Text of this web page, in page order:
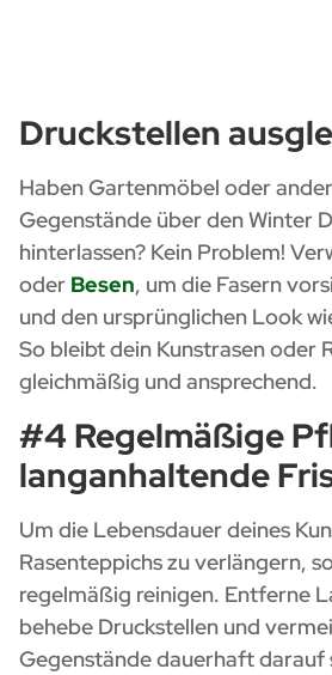
Druckstellen
Haben Gartenmöbel oder
Gegenstände über den Winter
hinterlassen? Kein Problem!
oder Besen, um die Fasern
und den ursprünglichen Look
So bleibt dein Kunstrasen oder
gleichmäßig und ansprechend.
#4 Regelmäßige
langanhaltende
Um die Lebensdauer deines
Rasenteppichs zu verlängern,
regelmäßig reinigen. Entferne
behebe Druckstellen und
Gegenstände dauerhaft darauf